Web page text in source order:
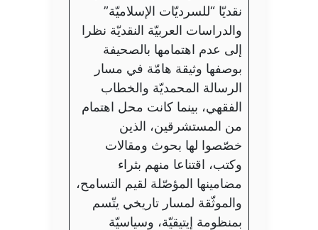
نقديّا “للسرديّات الإسلاميّة”
والدراسات العربيّة النقديّة نظرا
إلى عدم اهتمامها بالصحيفة
بوصفها وثيقة هامّة في مسار
الرسالة المحمديّة والخطاب
الفقهي، بينما كانت محل اهتمام
من المستشرقين، الذين
خصّصوا لها بحوث ومقالات
وكتب، اقتناعا منهم بثراء
مضامينها المؤصّلة لقيم التسامح،
والموثّقة لمسار تاريخي يتّسم
بمنظومة إيتيقيّة، وسياسيّة